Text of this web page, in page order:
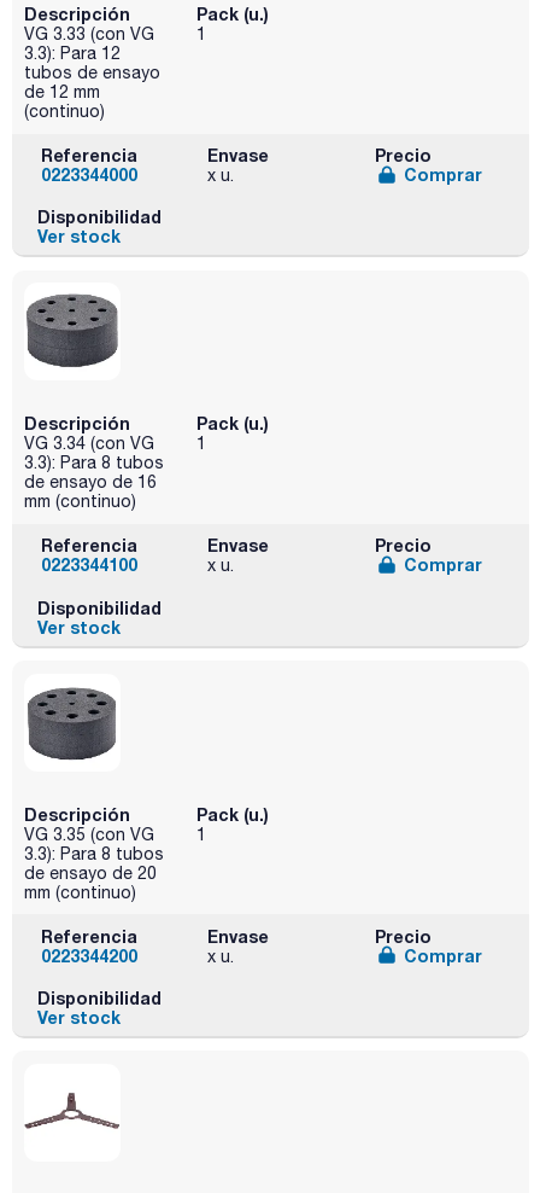
Descripción
VG 3.33 (con VG
3.3): Para 12
tubos de ensayo
de 12 mm
(continuo)
Pack (u.)
1
Referencia
0223344000
Envase
x u.
Precio
Comprar
Disponibilidad
Ver stock
Descripción
VG 3.34 (con VG
3.3): Para 8 tubos
de ensayo de 16
mm (continuo)
Pack (u.)
1
Referencia
0223344100
Envase
x u.
Precio
Comprar
Disponibilidad
Ver stock
Descripción
VG 3.35 (con VG
3.3): Para 8 tubos
de ensayo de 20
mm (continuo)
Pack (u.)
1
Referencia
0223344200
Envase
x u.
Precio
Comprar
Disponibilidad
Ver stock